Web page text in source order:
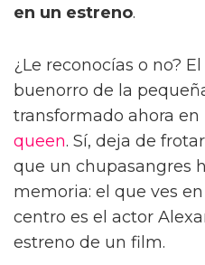
en un estreno.
¿Le reconocías o no?
buenorro de la
transformado ahora
queen. Sí, deja de
que un chupasangres
memoria: el que ves
centro es el actor
estreno de un film.